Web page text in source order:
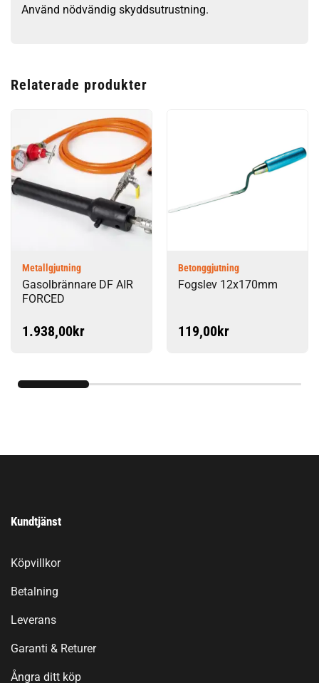
Använd nödvändig skyddsutrustning.
Relaterade produkter
Metallgjutning
Gasolbrännare DF AIR
FORCED
1.938,00kr
Betonggjutning
Fogslev 12x170mm
119,00kr
Kundtjänst
Köpvillkor
Betalning
Leverans
Garanti & Returer
Ångra ditt köp